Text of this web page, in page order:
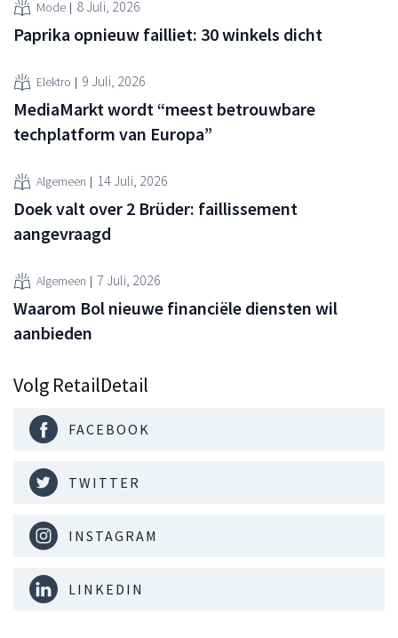
Mode 8 Juli, 2026
Paprika opnieuw failliet: 30 winkels dicht
Elektro 9 Juli, 2026
MediaMarkt wordt “meest betrouwbare
techplatform van Europa”
Algemeen 14 Juli, 2026
Doek valt over 2 Brüder: faillissement
aangevraagd
Algemeen 7 Juli, 2026
Waarom Bol nieuwe financiële diensten wil
aanbieden
Volg RetailDetail
FACEBOOK
TWITTER
INSTAGRAM
LINKEDIN